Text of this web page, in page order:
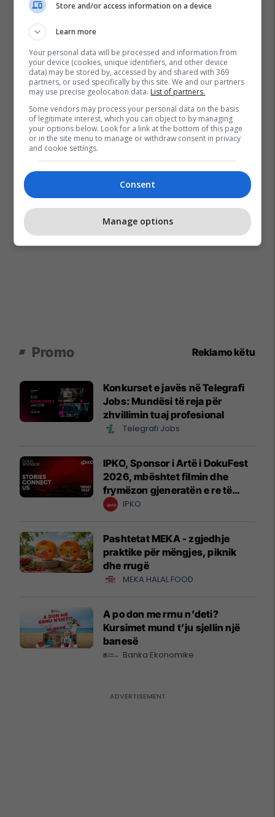
Promo Reklamo këtu
Konkurset e javës në Telegrafi
Jobs: Mundësi të reja për
zhvillimin tuaj profesional
Telegrafi Jobs
IPKO, Sponsor i Artë i DokuFest
2026, mbështet filmin dhe
frymëzon gjeneratën e re të
krijuesve
IPKO
Pashtetat MEKA - zgjedhje
praktike për mëngjes, piknik
dhe rrugë
MEKA HALAL FOOD
A po don me rrnu n’deti?
Kursimet mund t’ju sjellin një
banesë
Banka Ekonomike
Store and/or access information on a device
Learn more
Your personal data will be processed and information from
your device (cookies, unique identifiers, and other device
data) may be stored by, accessed by and shared with 369
partners, or used specifically by this site. We and our partners
may use precise geolocation data. List of partners.
Some vendors may process your personal data on the basis
of legitimate interest, which you can object to by managing
your options below. Look for a link at the bottom of this page
or in the site menu to manage or withdraw consent in privacy
and cookie settings.
Consent
Manage options